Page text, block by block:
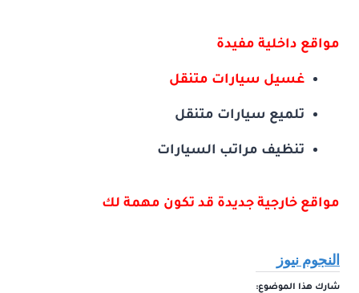
مواقع داخلية مفيدة
غسيل سيارات متنقل
تلميع سيارات متنقل
تنظيف مراتب السيارات
مواقع خارجية جديدة قد تكون مهمة لك
النجوم نيوز
شارك هذا الموضوع: